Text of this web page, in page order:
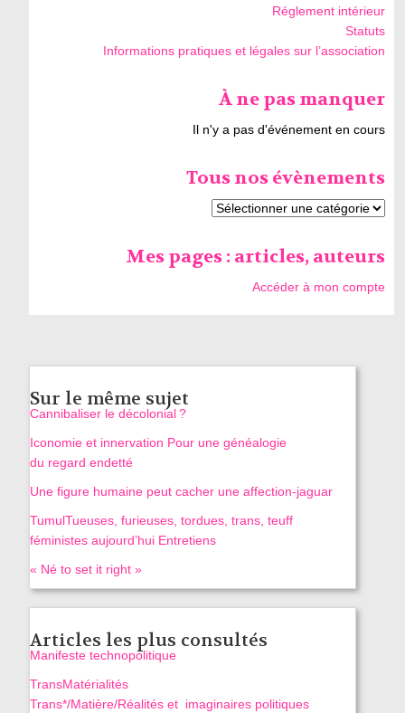
Réglement intérieur
Statuts
Informations pratiques et légales sur l’association
À ne pas manquer
Il n'y a pas d'événement en cours
Tous nos évènements
Mes pages : articles, auteurs
Accéder à mon compte
Sur le même sujet
Cannibaliser le décolonial ?
Iconomie et innervation Pour une généalogie
du regard endetté
Une figure humaine peut cacher une affection-jaguar
TumulTueuses, furieuses, tordues, trans, teuff
féministes aujourd’hui Entretiens
« Né to set it right »
Articles les plus consultés
Manifeste technopolitique
TransMatérialités
Trans*/Matière/Réalités et imaginaires politiques